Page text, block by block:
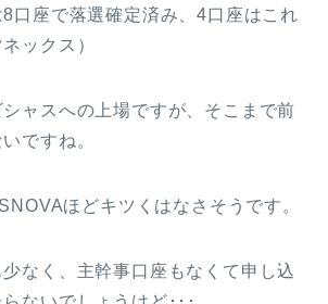
口座で落選確定済み、4口座はこれ
ックス）
ャスへの上場ですが、そこまで前
ですね。
ほどキツくはなさそうです。
なく、主幹事口座もなくて申し込